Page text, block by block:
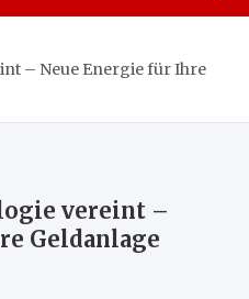
– Neue Energie für Ihre
vereint –
Geldanlage